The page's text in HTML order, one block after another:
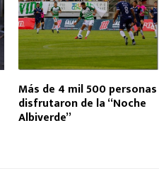
Más de 4 mil 500 personas
disfrutaron de la “Noche
Albiverde”